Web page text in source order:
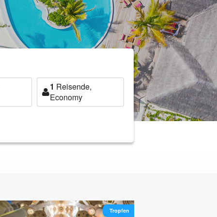
1 Reisende,
Economy
Tropfen